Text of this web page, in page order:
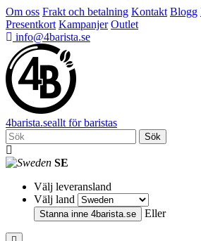
Om oss Frakt och betalning Kontakt Blogg
Presentkort Kampanjer Outlet
info@4barista.se
4barista.seallt för baristas
Sök
SE
Välj leveransland
Välj land
Stanna inne 4barista.se Eller